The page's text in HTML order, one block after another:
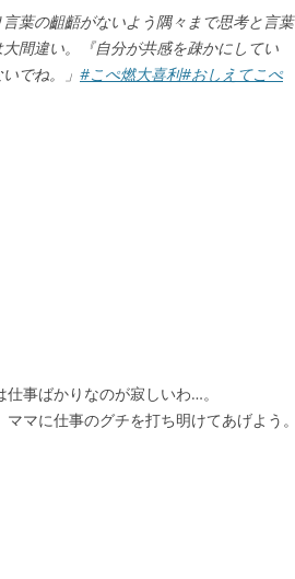
葉の齟齬がないよう隅々まで思考と言葉
間違い。『自分が共感を疎かにしてい
でね。」 #こぺ燃大喜利#おしえてこぺ
事ばかりなのが寂しいわ…。
マに仕事のグチを打ち明けてあげよう。